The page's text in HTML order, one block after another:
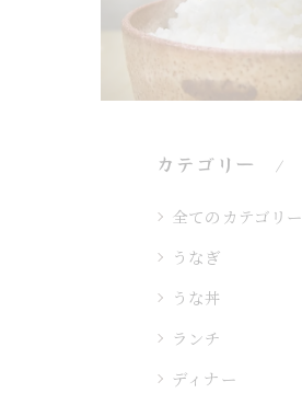
カテゴリー
全てのカテゴリー
うなぎ
うな丼
ランチ
ディナー